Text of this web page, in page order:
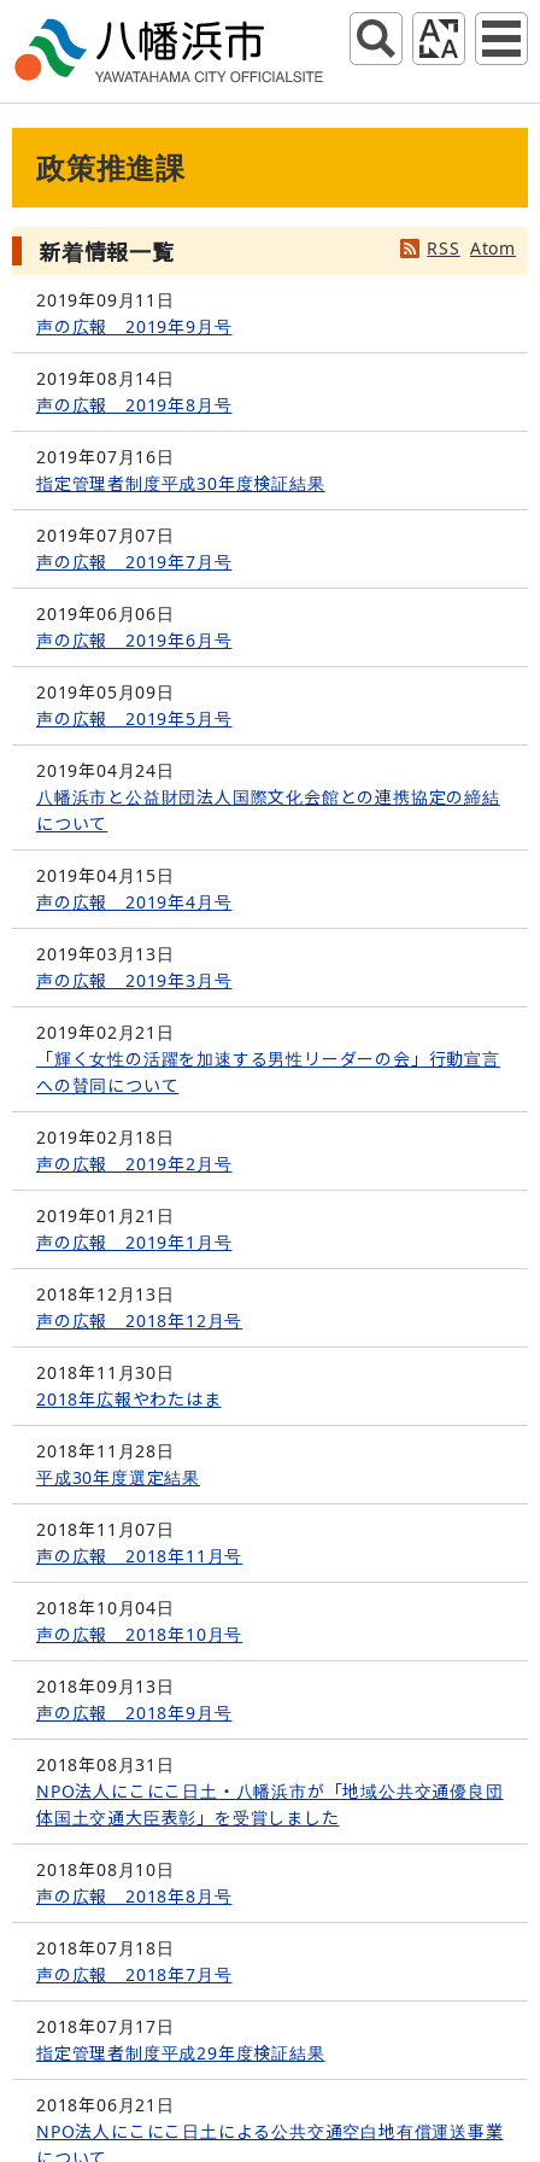
政策推進課
RSS Atom
新着情報一覧
2019年09月11日
声の広報 2019年9月号
2019年08月14日
声の広報 2019年8月号
2019年07月16日
指定管理者制度平成30年度検証結果
2019年07月07日
声の広報 2019年7月号
2019年06月06日
声の広報 2019年6月号
2019年05月09日
声の広報 2019年5月号
2019年04月24日
八幡浜市と公益財団法人国際文化会館との連携協定の締結
について
2019年04月15日
声の広報 2019年4月号
2019年03月13日
声の広報 2019年3月号
2019年02月21日
「輝く女性の活躍を加速する男性リーダーの会」行動宣言
への賛同について
2019年02月18日
声の広報 2019年2月号
2019年01月21日
声の広報 2019年1月号
2018年12月13日
声の広報 2018年12月号
2018年11月30日
2018年広報やわたはま
2018年11月28日
平成30年度選定結果
2018年11月07日
声の広報 2018年11月号
2018年10月04日
声の広報 2018年10月号
2018年09月13日
声の広報 2018年9月号
2018年08月31日
NPO法人にこにこ日土・八幡浜市が「地域公共交通優良団
体国土交通大臣表彰」を受賞しました
2018年08月10日
声の広報 2018年8月号
2018年07月18日
声の広報 2018年7月号
2018年07月17日
指定管理者制度平成29年度検証結果
2018年06月21日
NPO法人にこにこ日土による公共交通空白地有償運送事業